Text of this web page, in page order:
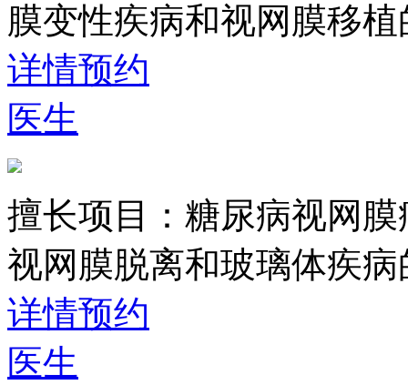
膜变性疾病和视网膜移
详情预约
医生
擅长项目： 糖尿病视网
视网膜脱离和玻璃体疾
详情预约
医生